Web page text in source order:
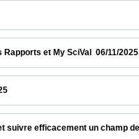
: Les Rapports et My
22/10/2025
et suivre efficacement